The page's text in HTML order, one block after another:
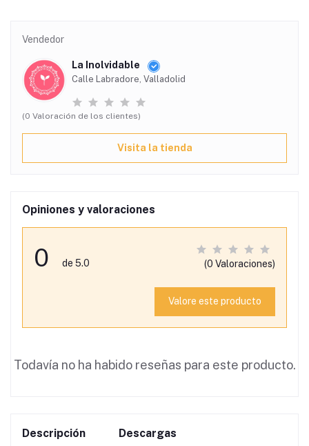
Vendedor
La Inolvidable
Calle Labradore, Valladolid
(0 Valoración de los clientes)
Visita la tienda
Opiniones y valoraciones
0 de 5.0 (0 Valoraciones)
Valore este producto
Todavía no ha habido reseñas para este producto.
Descripción Descargas